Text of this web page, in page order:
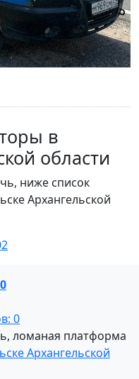
в
области
ниже список
Архангельской
0
ломаная платформа
Архангельской